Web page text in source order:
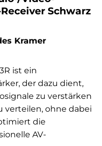
Schwarz
Kramer
ist ein
der dazu dient,
zu verstärken
verteilen, ohne dabei
die
AV-